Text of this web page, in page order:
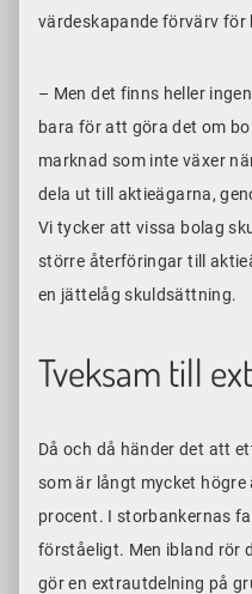
värdeskapande förvärv för
– Men det finns heller
bara för att göra det om
marknad som inte växer
dela ut till aktieägarna,
Vi tycker att vissa bolag
större återföringar till
en jättelåg skuldsättning.
Tveksam till
Då och då händer det att
som är långt mycket
procent. I storbankernas
förståeligt. Men ibland rör
gör en extrautdelning på